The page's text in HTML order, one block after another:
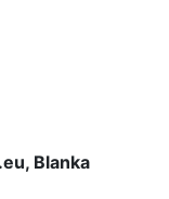
Blanka